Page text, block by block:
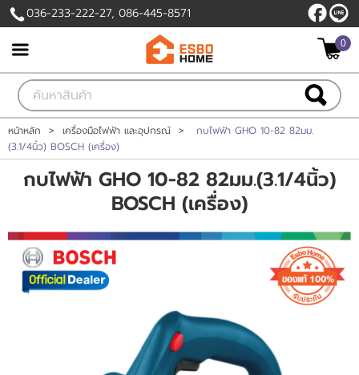
เข้าสู่ระบบ สมัครสมาชิก
สินค้าที่สนใจ ( 0 )
หน้าหลัก
โปรโมชั่นวันนี้
แบรนด์
036-233-222-27, 086-445-8571
0
หน้าหลัก > เครื่องมือไฟฟ้า และอุปกรณ์ >
กบไฟฟ้า GHO 10-82 82มม.
(3.1/4นิ้ว) BOSCH (เครื่อง)
กบไฟฟ้า GHO 10-82 82มม.(3.1/4นิ้ว)
BOSCH (เครื่อง)